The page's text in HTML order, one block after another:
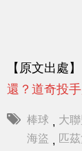
【原文出處】
還？道奇投
棒球 , 大聯
海盜 , 匹